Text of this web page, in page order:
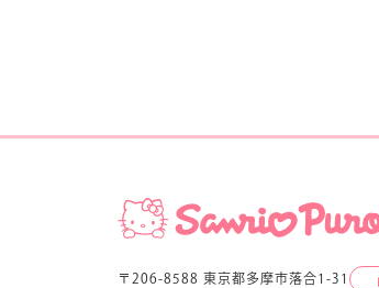
〒206-8588 東京都多摩市落合1-31